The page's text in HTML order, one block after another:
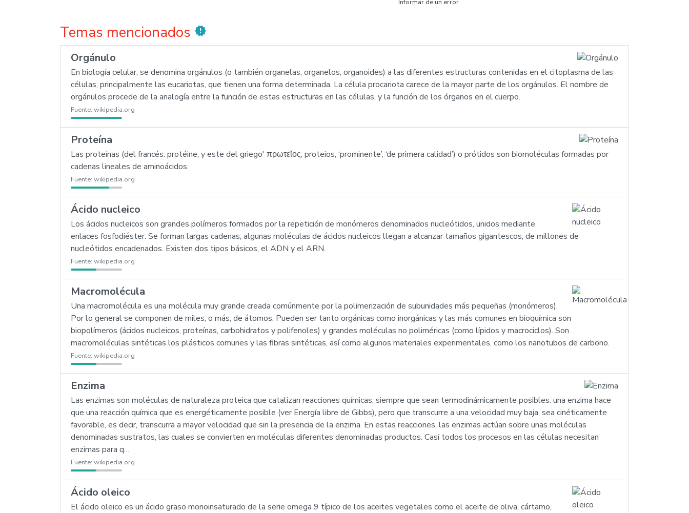
Informar de un error
Temas mencionados new_releases
Orgánulo
En biología celular, se denomina orgánulos (o también organelas, organelos, organoides) a las diferentes estructuras contenidas en el citoplasma de las
células, principalmente las eucariotas, que tienen una forma determinada. La célula procariota carece de la mayor parte de los orgánulos. El nombre de
orgánulos procede de la analogía entre la función de estas estructuras en las células, y la función de los órganos en el cuerpo.
Fuente: wikipedia.org
Proteína
Las proteínas (del francés: protéine, y este del griego' πρωτεῖος, proteios, ‘prominente’, ‘de primera calidad’) o prótidos son biomoléculas formadas por
cadenas lineales de aminoácidos.
Fuente: wikipedia.org
Ácido nucleico
Los ácidos nucleicos son grandes polímeros formados por la repetición de monómeros denominados nucleótidos, unidos mediante
enlaces fosfodiéster. Se forman largas cadenas; algunas moléculas de ácidos nucleicos llegan a alcanzar tamaños gigantescos, de millones de
nucleótidos encadenados. Existen dos tipos básicos, el ADN y el ARN.
Fuente: wikipedia.org
Macromolécula
Una macromolécula es una molécula muy grande creada comúnmente por la polimerización de subunidades más pequeñas (monómeros).
Por lo general se componen de miles, o más, de átomos. Pueden ser tanto orgánicas como inorgánicas y las más comunes en bioquímica son
biopolímeros (ácidos nucleicos, proteínas, carbohidratos y polifenoles) y grandes moléculas no poliméricas (como lípidos y macrociclos). Son
macromoléculas sintéticas los plásticos comunes y las fibras sintéticas, así como algunos materiales experimentales, como los nanotubos de carbono.
Fuente: wikipedia.org
Enzima
Las enzimas son moléculas de naturaleza proteica que catalizan reacciones químicas, siempre que sean termodinámicamente posibles: una enzima hace
que una reacción química que es energéticamente posible (ver Energía libre de Gibbs), pero que transcurre a una velocidad muy baja, sea cinéticamente
favorable, es decir, transcurra a mayor velocidad que sin la presencia de la enzima. En estas reacciones, las enzimas actúan sobre unas moléculas
denominadas sustratos, las cuales se convierten en moléculas diferentes denominadas productos. Casi todos los procesos en las células necesitan
enzimas para q…
Fuente: wikipedia.org
Ácido oleico
El ácido oleico es un ácido graso monoinsaturado de la serie omega 9 típico de los aceites vegetales como el aceite de oliva, cártamo,